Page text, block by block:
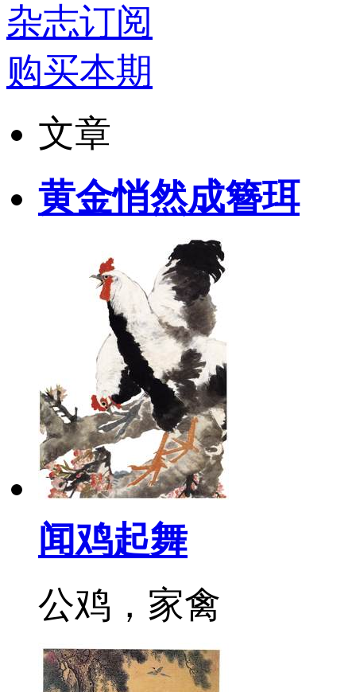
杂志订阅
购买本期
文章
黄金悄然成簪珥
闻鸡起舞
公鸡，家禽